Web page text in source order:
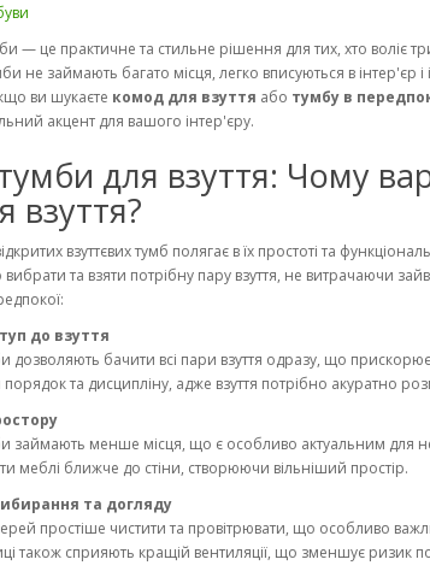
— це практичне та стильне рішення для тих, хто воліє
не займають багато місця, легко вписуються в інтер'єр
ви шукаєте комод для взуття або тумбу в
акцент для вашого інтер'єру.
тумби для взуття: Чому
взуття?
взуттєвих тумб полягає в їх простоті та
та взяти потрібну пару взуття, не витрачаючи
до взуття
дозволяють бачити всі пари взуття одразу, що
порядок та дисципліну, адже взуття потрібно акуратно
займають менше місця, що є особливо актуальним для
меблі ближче до стіни, створюючи вільніший простір.
та догляду
простіше чистити та провітрювати, що особливо
також сприяють кращій вентиляції, що зменшує ризик